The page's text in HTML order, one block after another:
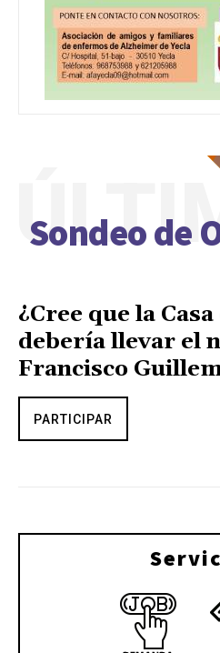
Sondeo de
¿Cree que la
debería llevar el
Francisco
PARTICIPAR